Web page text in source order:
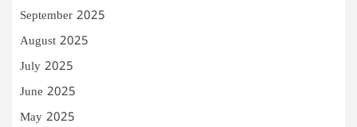
September 2025
August 2025
July 2025
June 2025
May 2025